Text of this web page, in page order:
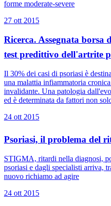
forme moderate-severe
27 ott 2015
Ricerca. Assegnata borsa
test predittivo dell'artrite
Il 30% dei casi di psoriasi è
una malattia infiammatoria
invalidante. Una patologia
ed è determinata da fattori non
24 ott 2015
Psoriasi, il problema del
STIGMA, ritardi nella diagnosi,
psoriasi e dagli specialisti arriva,
nuovo richiamo ad agire
24 ott 2015